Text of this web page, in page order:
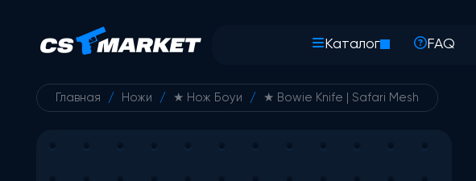
Каталог FAQ
Главная / Ножи / ★ Нож Боуи / ★ Bowie Knife | Safari Mesh